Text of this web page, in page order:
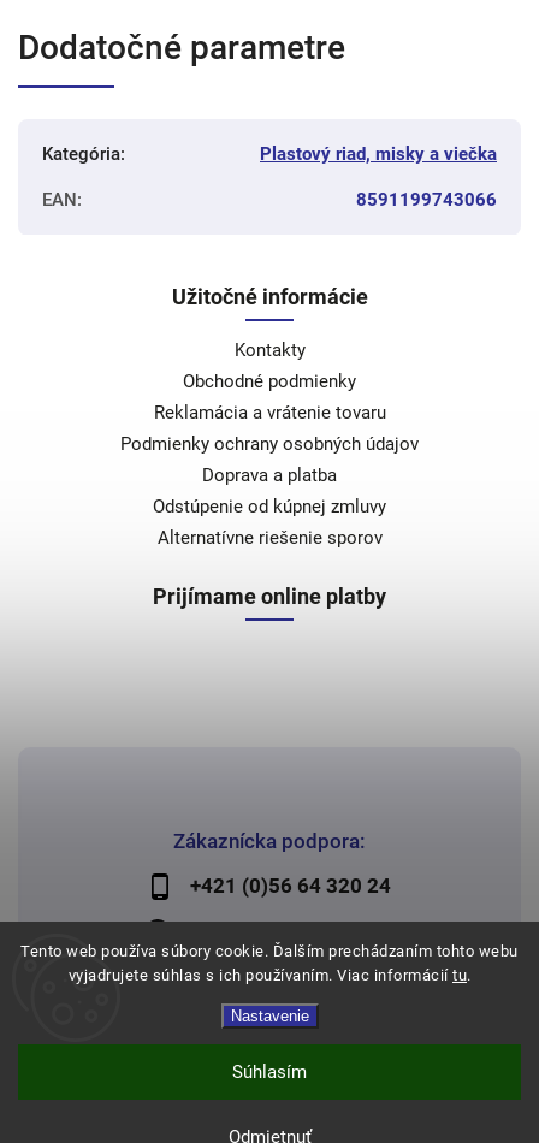
Tento web používa súbory cookie. Ďalším prechádzaním tohto webu
vyjadrujete súhlas s ich používaním. Viac informácií tu.
Nastavenie
Odmietnuť
Súhlasím
Dodatočné parametre
Kategória: Plastový riad, misky a viečka
EAN: 8591199743066
Zákaznícka podpora:
+421 (0)56 64 320 24
Užitočné informácie
Kontakty
Obchodné podmienky
Reklamácia a vrátenie tovaru
Podmienky ochrany osobných údajov
Doprava a platba
Odstúpenie od kúpnej zmluvy
Alternatívne riešenie sporov
Prijímame online platby
Copyright 2026Papier Lechman. Všetky práva vyhradené.
Shoptet | Design